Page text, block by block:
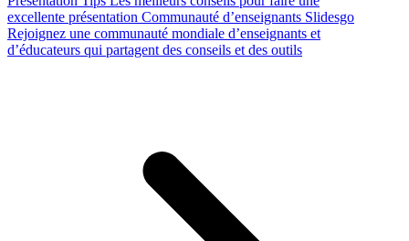
excellente présentation Communauté d’enseignants Slidesgo
Rejoignez une communauté mondiale d’enseignants et
d’éducateurs qui partagent des conseils et des outils